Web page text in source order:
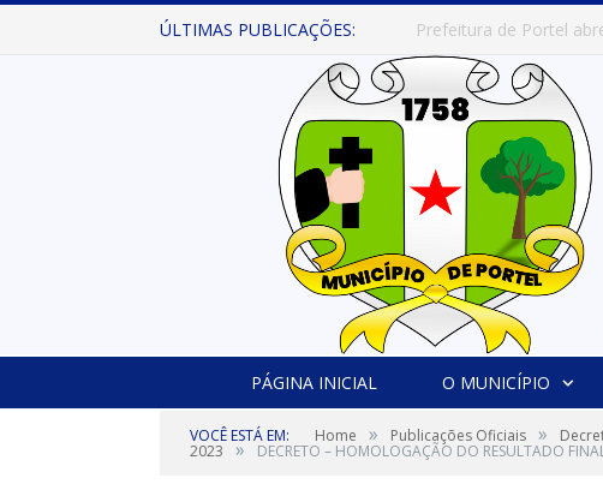
ÚLTIMAS PUBLICAÇÕES:
PÁGINA INICIAL O MUNICÍPIO
VOCÊ ESTÁ EM: Home » Publicações Oficiais »
2023 » DECRETO – HOMOLOGAÇÃO DO RESULTADO